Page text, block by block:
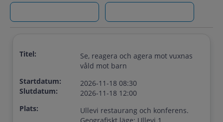
Titel:
Se, reagera och agera mot vuxnas
våld mot barn
Startdatum:
Slutdatum:
2026-11-18 08:30
2026-11-18 12:00
Plats:
Ullevi restaurang och konferens.
Geografiskt läge: Ullevi 1